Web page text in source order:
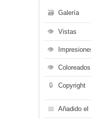
🗃 Galería
👁 Vistas
👁
👁
🔒 Copyright
📅 Añadido el